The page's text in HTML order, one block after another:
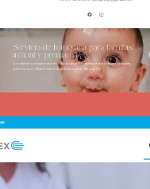
Web fotógrafo de bodas